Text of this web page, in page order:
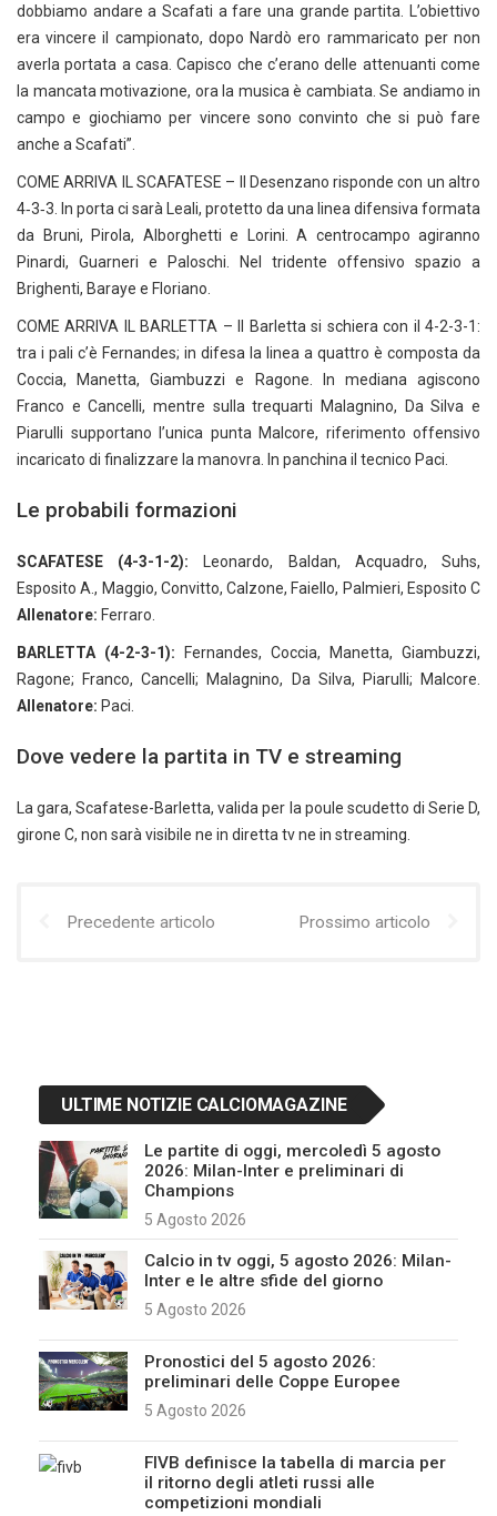
dobbiamo andare a Scafati a fare una grande partita. L’obiettivo
era vincere il campionato, dopo Nardò ero rammaricato per non
averla portata a casa. Capisco che c’erano delle attenuanti come
la mancata motivazione, ora la musica è cambiata. Se andiamo in
campo e giochiamo per vincere sono convinto che si può fare
anche a Scafati”.
COME ARRIVA IL SCAFATESE – Il Desenzano risponde con un altro
4‑3‑3. In porta ci sarà Leali, protetto da una linea difensiva formata
da Bruni, Pirola, Alborghetti e Lorini. A centrocampo agiranno
Pinardi, Guarneri e Paloschi. Nel tridente offensivo spazio a
Brighenti, Baraye e Floriano.
COME ARRIVA IL BARLETTA – Il Barletta si schiera con il 4-2-3-1:
tra i pali c’è Fernandes; in difesa la linea a quattro è composta da
Coccia, Manetta, Giambuzzi e Ragone. In mediana agiscono
Franco e Cancelli, mentre sulla trequarti Malagnino, Da Silva e
Piarulli supportano l’unica punta Malcore, riferimento offensivo
incaricato di finalizzare la manovra. In panchina il tecnico Paci.
Le probabili formazioni
SCAFATESE (4-3-1-2): Leonardo, Baldan, Acquadro, Suhs,
Esposito A., Maggio, Convitto, Calzone, Faiello, Palmieri, Esposito C
Allenatore: Ferraro.
BARLETTA (4-2-3-1): Fernandes, Coccia, Manetta, Giambuzzi,
Ragone; Franco, Cancelli; Malagnino, Da Silva, Piarulli; Malcore.
Allenatore: Paci.
Dove vedere la partita in TV e streaming
La gara, Scafatese-Barletta, valida per la poule scudetto di Serie D,
girone C, non sarà visibile ne in diretta tv ne in streaming.
Precedente articolo Prossimo articolo
ULTIME NOTIZIE CALCIOMAGAZINE
Le partite di oggi, mercoledì 5 agosto
2026: Milan-Inter e preliminari di
Champions
5 Agosto 2026
Calcio in tv oggi, 5 agosto 2026: Milan-
Inter e le altre sfide del giorno
5 Agosto 2026
Pronostici del 5 agosto 2026:
preliminari delle Coppe Europee
5 Agosto 2026
FIVB definisce la tabella di marcia per
il ritorno degli atleti russi alle
competizioni mondiali